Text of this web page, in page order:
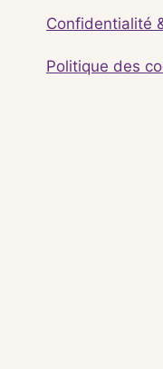
Confidentialité
Politique des